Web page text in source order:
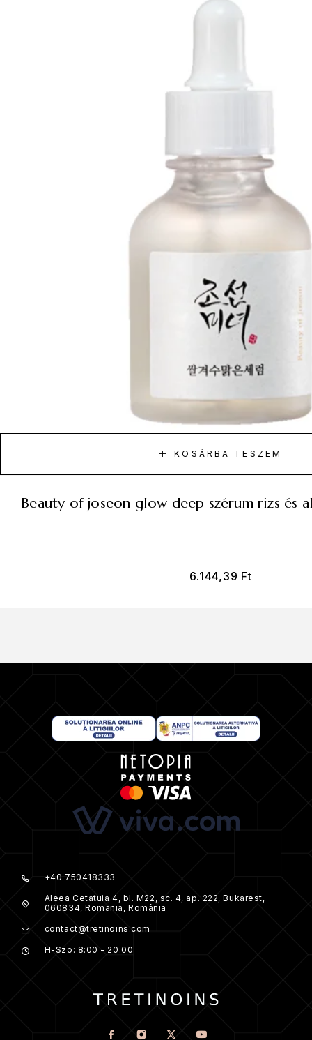
KOSÁRBA TESZEM
beauty of joseon glow deep szérum rizs és
6.144,39 Ft
+40 750418333
Aleea Cetatuia 4, bl. M22, sc. 4, ap. 222, Bukarest,
060834, Romania, România
contact@tretinoins.com
H-Szo: 8:00 - 20:00